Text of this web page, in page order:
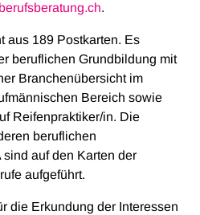
berufsberatung.ch.
aus 189 Postkarten. Es
beruflichen Grundbildung mit
Branchenübersicht im
Bereich sowie
Reifenpraktiker/in. Die
beruflichen
auf den Karten der
aufgeführt.
die Erkundung der Interessen